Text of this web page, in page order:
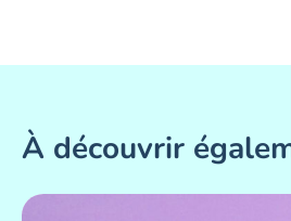
À découvrir